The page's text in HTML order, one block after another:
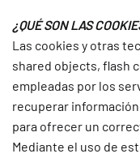
¿QUÉ SON LAS
Las cookies y otras
shared objects, flash
empleadas por los
recuperar
para ofrecer un
Mediante el uso de